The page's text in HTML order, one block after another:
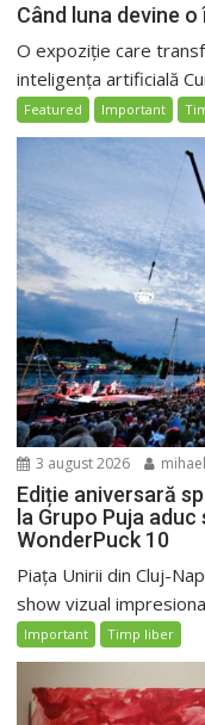
Când luna devine
O expoziție care
inteligența artificială
Featured Important
3 august 2026
Ediție aniversară
la Grupo Puja aduc
WonderPuck 10
Piața Unirii din Cluj-
show vizual
Important Timp liber